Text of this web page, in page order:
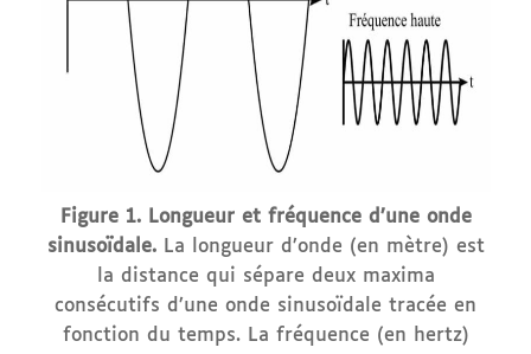
Figure 1. Longueur et fréquence d’une onde
sinusoïdale.La longueur d’onde (en mètre) est
la distance qui sépare deux maxima
consécutifs d’une onde sinusoïdale tracée en
fonction du temps. La fréquence (en hertz)